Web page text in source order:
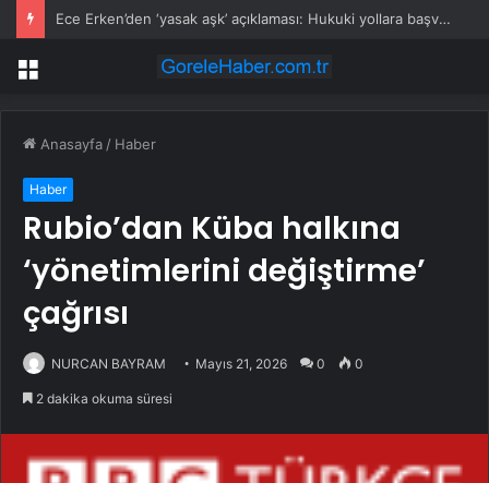
Ece Erken’den ‘yasak aşk’ açıklaması: Hukuki yollara başvuruyor
Menü
Anasayfa / Haber
Haber
Rubio’dan Küba halkına
‘yönetimlerini değiştirme’
çağrısı
NURCAN BAYRAM Mayıs 21, 2026 0 0
2 dakika okuma süresi